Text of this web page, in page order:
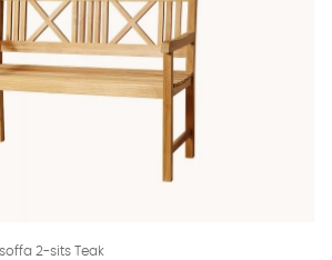
2-sits Teak